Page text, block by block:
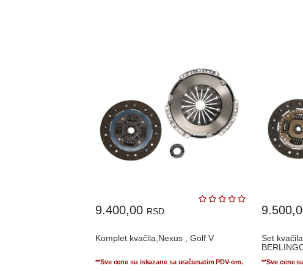
9.400,00 RSD.
Komplet kvačila,Nexus , Golf V
**Sve cene su iskazane sa uračunatim PDV-om.
Set
**Sve cene